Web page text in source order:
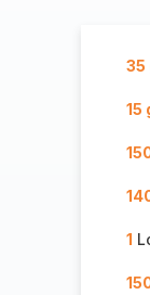
35
15
1